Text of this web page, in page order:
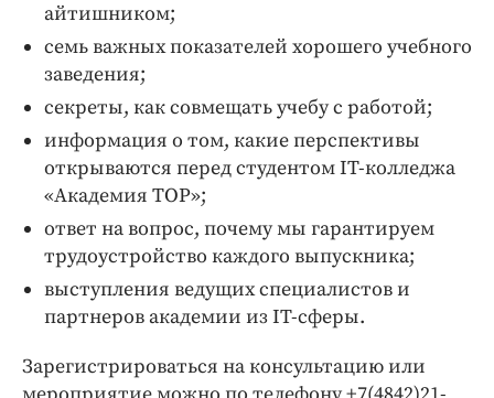
айтишником;
семь важных показателей хорошего учебного
заведения;
секреты, как совмещать учебу с работой;
информация о том, какие перспективы
открываются перед студентом IT-колледжа
«Академия TOP»;
ответ на вопрос, почему мы гарантируем
трудоустройство каждого выпускника;
выступления ведущих специалистов и
партнеров академии из IT-сферы.
Зарегистрироваться на консультацию или